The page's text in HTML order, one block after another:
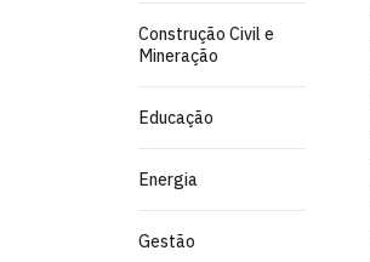
Construção Civil e
Mineração
Educação
Energia
Gestão